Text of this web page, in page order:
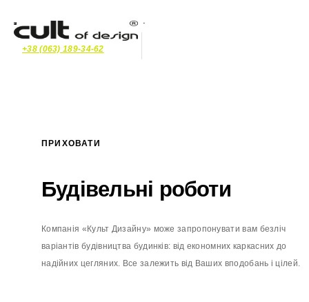
+38 (063) 189-34-62
ПРИХОВАТИ
Будівельні роботи
Компанія « Культ Дизайну» може запропонувати вам безліч
варіантів будівництва будинків: від економних каркасних до
надійних цегляних. Все залежить від Ваших вподобань і цілей.
Будівельні роботи